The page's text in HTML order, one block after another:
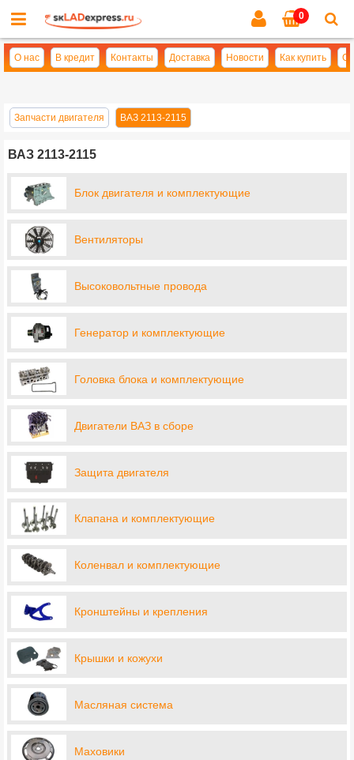
0
О нас В кредит Контакты Доставка Новости Как купить
Запчасти двигателя ВАЗ 2113-2115
ВАЗ 2113-2115
Блок двигателя и комплектующие
Вентиляторы
Высоковольтные провода
Генератор и комплектующие
Головка блока и комплектующие
Двигатели ВАЗ в сборе
Защита двигателя
Клапана и комплектующие
Коленвал и комплектующие
Кронштейны и крепления
Крышки и кожухи
Масляная система
Маховики